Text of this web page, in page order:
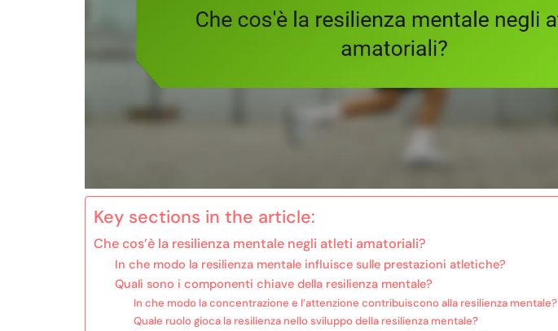
Key sections in the article:
Che cos’è la resilienza mentale negli atleti amatoriali?
In che modo la resilienza mentale influisce sulle prestazioni atletiche?
Quali sono i componenti chiave della resilienza mentale?
In che modo la concentrazione e l’attenzione contribuiscono alla resilienza mentale?
Quale ruolo gioca la resilienza nello sviluppo della resilienza mentale?